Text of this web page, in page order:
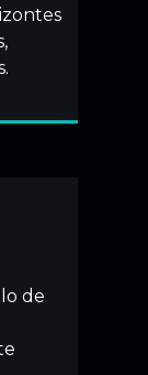
de